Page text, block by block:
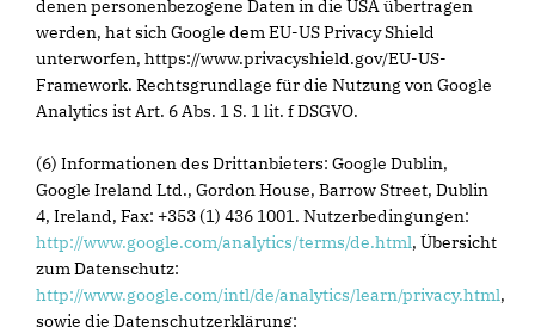
denen personenbezogene Daten in die USA übertragen
werden, hat sich Google dem EU-US Privacy Shield
unterworfen, https://www.privacyshield.gov/EU-US-
Framework. Rechtsgrundlage für die Nutzung von Google
Analytics ist Art. 6 Abs. 1 S. 1 lit. f DSGVO.
(6) Informationen des Drittanbieters: Google Dublin,
Google Ireland Ltd., Gordon House, Barrow Street, Dublin
4, Ireland, Fax: +353 (1) 436 1001. Nutzerbedingungen:
http://www.google.com/analytics/terms/de.html, Übersicht
zum Datenschutz:
http://www.google.com/intl/de/analytics/learn/privacy.html,
sowie die Datenschutzerklärung: